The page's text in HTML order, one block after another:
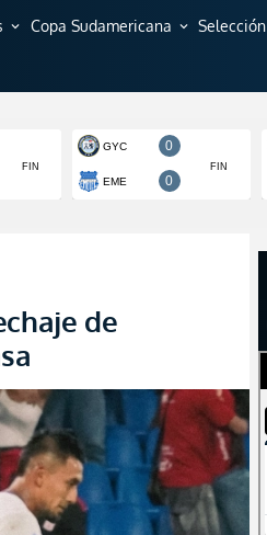
expand_more Copa Sudamericana expand_more Selección
de